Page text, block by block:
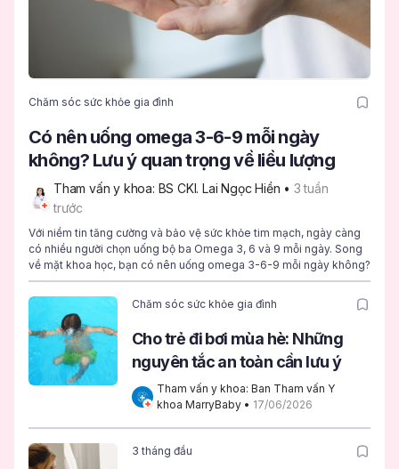
Chăm sóc sức khỏe gia đình
Có nên uống omega 3-6-9 mỗi ngày
không? Lưu ý quan trọng về liều lượng
Tham vấn y khoa: BS CKI. Lai Ngọc Hiền • 3 tuần
trước
Với niềm tin tăng cường và bảo vệ sức khỏe tim mạch, ngày càng
có nhiều người chọn uống bộ ba Omega 3, 6 và 9 mỗi ngày. Song
về mặt khoa học, bạn có nên uống omega 3-6-9 mỗi ngày không?
Chăm sóc sức khỏe gia đình
Cho trẻ đi bơi mùa hè: Những
nguyên tắc an toàn cần lưu ý
Tham vấn y khoa: Ban Tham vấn Y
khoa MarryBaby • 17/06/2026
3 tháng đầu